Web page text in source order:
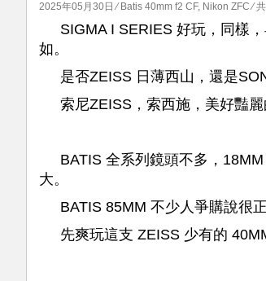
2025年05月30日 ⁄ Batis 40mm f2 CF, Nikon ZFC⁄
SIGMA I SERIES 好玩，同樣
如。
是否ZEISS 日薄西山，還是
索尼ZEISS，索西施，美好豔麗
BATIS 全系列鏡頭不多，
大。
BATIS 85MM 不少人爭購說很
先爽玩這支 ZEISS 少有的